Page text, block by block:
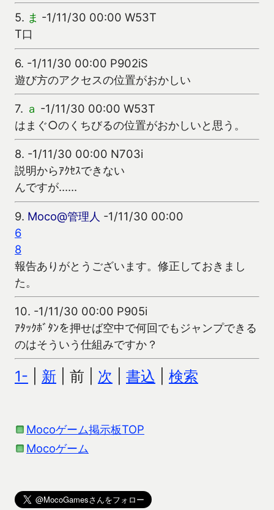
5. ま -1/11/30 00:00 W53T
T口
6. -1/11/30 00:00 P902iS
遊び方のアクセスの位置がおかしい
7. ａ -1/11/30 00:00 W53T
はまぐ○のくちびるの位置がおかしいと思う。
8. -1/11/30 00:00 N703i
説明からｱｸｾｽできない
んですが……
9. Moco@管理人 -1/11/30 00:00
6
8
報告ありがとうございます。修正しておきまし
た。
10. -1/11/30 00:00 P905i
ｱﾀｯｸﾎﾞﾀﾝを押せば空中で何回でもジャンプできる
のはそういう仕組みですか？
1- 新 | 前 | 次 書込 検索
Mocoゲーム掲示板TOP
Mocoゲーム